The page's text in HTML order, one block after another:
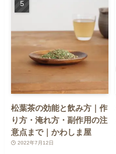
松葉茶の効能と飲み方｜作
り方・淹れ方・副作用の注
意点まで｜かわしま屋
2022年7月12日